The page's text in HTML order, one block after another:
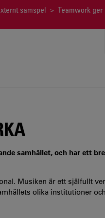
samspel > Teamwork ger
samhället, och har ett
Musiken är ett själfullt
olika institutioner